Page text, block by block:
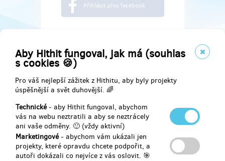
Aby Hithit fungoval, jak má (souhlas
s cookies 🍪)
Pro váš nejlepší zážitek z Hithitu, aby byly projekty
úspěšnější a svět duhovější. 🌈
Technické- aby Hithit fungoval, abychom
vás na webu neztratili a aby se neztrácely
ani vaše odměny. 🙂 (vždy aktivní)
Marketingové- abychom vám ukázali jen
projekty, které opravdu chcete podpořit, a
autoři dokázali co nejvíce z vás oslovit. 🎯
Přihlásit přes facebook
Najdete nás na